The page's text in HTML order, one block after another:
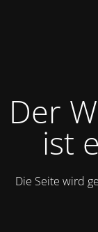
Der
ist
Die Seite wird